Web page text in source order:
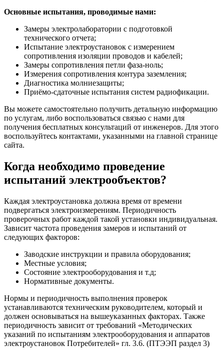
Основные испытания, проводимые нами:
Замеры электролаборатории с подготовкой
технического отчета;
Испытание электроустановок с измерением
сопротивления изоляции проводов и кабелей;
Замеры сопротивления петли фаза-ноль;
Измерения сопротивления контура заземления;
Диагностика молниезащиты;
Приёмо-сдаточные испытания систем радиофикации.
Вы можете самостоятельно получить детальную информацию
по услугам, либо воспользоваться связью с нами для
получения бесплатных консультаций от инженеров. Для этого
воспользуйтесь контактами, указанными на главной странице
сайта.
Когда необходимо проведение
испытаний электрообъектов?
Каждая электроустановка должна время от времени
подвергаться электроизмерениям. Периодичность
проверочных работ каждой такой установки индивидуальная.
Зависит частота проведения замеров и испытаний от
следующих факторов:
Заводские инструкции и правила оборудования;
Местные условия;
Состояние электрооборудования и т.д;
Нормативные документы.
Нормы и периодичность выполнения проверок
устанавливаются техническим руководителем, который и
должен основываться на вышеуказанных факторах. Также
периодичность зависит от требований «Методических
указаний по испытаниям электрооборудования и аппаратов
электроустановок Потребителей» гл. 3.6. (ПТЭЭП раздел 3)